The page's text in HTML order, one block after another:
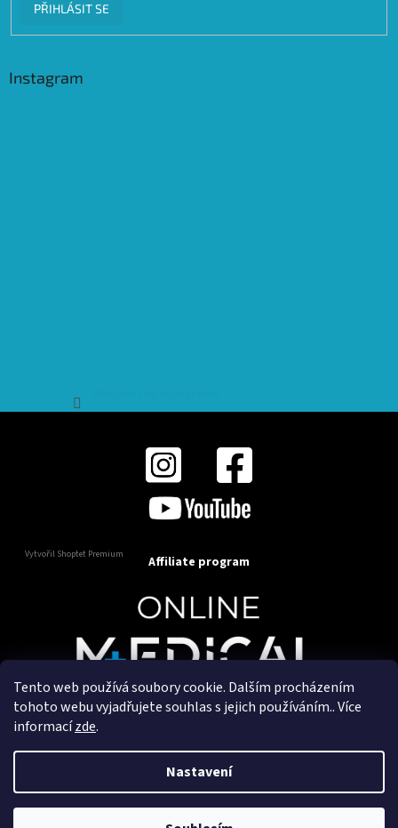
Tento web používá soubory cookie. Dalším procházením
tohoto webu vyjadřujete souhlas s jejich používáním.. Více
informacízde.
Nastavení
PŘIHLÁSIT SE
Instagram
Vytvořil Shoptet Premium Affiliate program
Copyright 2025OnlineMedical.cz. Všechna práva
Vytvořil a marketingově zajišťuje